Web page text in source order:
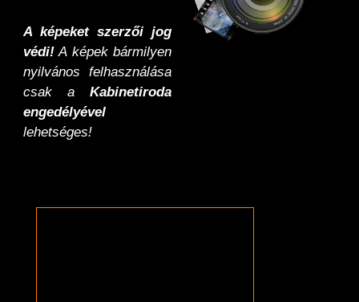
A képeket szerzői jog
védi! A képek bármilyen
nyilvános felhasználása
csak a Kabinetiroda
engedélyével
lehetséges!